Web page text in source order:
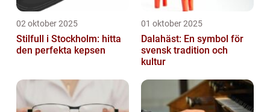
02 oktober 2025
Stilfull i Stockholm: hitta
den perfekta kepsen
01 oktober 2025
Dalahäst: En symbol för
svensk tradition och
kultur